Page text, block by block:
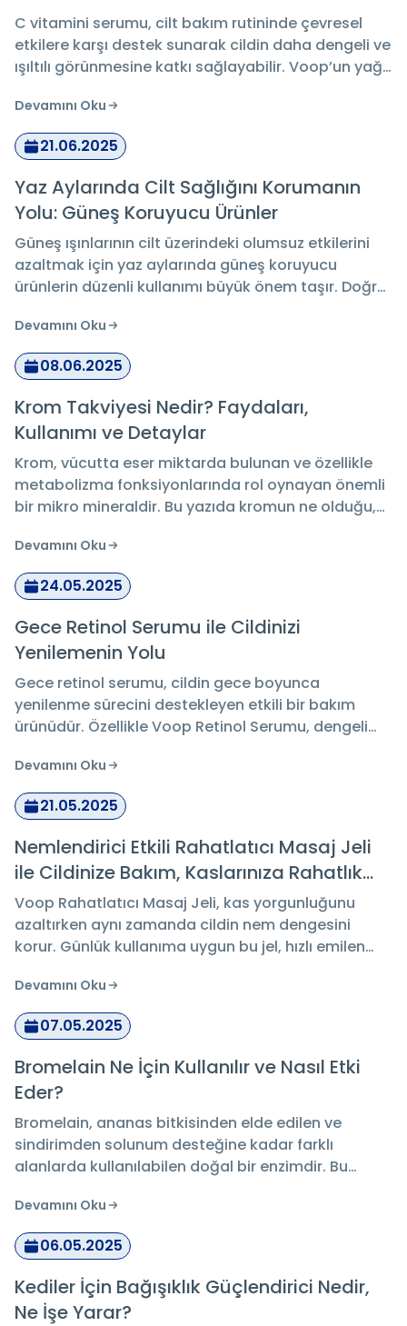
C vitamini serumu, cilt bakım rutininde çevresel
etkilere karşı destek sunarak cildin daha dengeli ve
ışıltılı görünmesine katkı sağlayabilir. Voop’un yağ
hassas ciltler için nem desteğiyle öne çıkar.
Devamını Oku
21.06.2025
Yaz Aylarında Cilt Sağlığını Korumanın
Yolu: Güneş Koruyucu Ürünler
Güneş ışınlarının cilt üzerindeki olumsuz etkilerini
azaltmak için yaz aylarında güneş koruyucu
ürünlerin düzenli kullanımı büyük önem taşır. Doğru
sağlıklı, nemli ve elastik kalmasına destek olur.
Devamını Oku
08.06.2025
Krom Takviyesi Nedir? Faydaları,
Kullanımı ve Detaylar
Krom, vücutta eser miktarda bulunan ve özellikle
metabolizma fonksiyonlarında rol oynayan önemli
bir mikro mineraldir. Bu yazıda kromun ne olduğu,
edilmesi gerektiği ve takviye ürünleri seçerken
nelere dikkat edilmesi gerektiği detaylı şekilde
açıklanmıştır.
Devamını Oku
24.05.2025
Gece Retinol Serumu ile Cildinizi
Yenilemenin Yolu
Gece retinol serumu, cildin gece boyunca
yenilenme sürecini destekleyen etkili bir bakım
ürünüdür. Özellikle Voop Retinol Serumu, dengeli
pürüzsüzleştirmeye yardımcı olabilir. Doğru
kullanım ve düzenli uygulama ile ciltte gözle görülür
bir canlılık ve tazelik hissi sağlanabilir.
Devamını Oku
21.05.2025
Nemlendirici Etkili Rahatlatıcı Masaj Jeli
ile Cildinize Bakım, Kaslarınıza Rahatlık
Katın
Voop Rahatlatıcı Masaj Jeli, kas yorgunluğunu
azaltırken aynı zamanda cildin nem dengesini
korur. Günlük kullanıma uygun bu jel, hızlı emilen
bakımı sunar.
Devamını Oku
07.05.2025
Bromelain Ne İçin Kullanılır ve Nasıl Etki
Eder?
Bromelain, ananas bitkisinden elde edilen ve
sindirimden solunum desteğine kadar farklı
alanlarda kullanılabilen doğal bir enzimdir. Bu
sindirim sistemi, egzersiz sonrası toparlanma ve
genel vücut fonksiyonları üzerindeki potansiyel
etkileri ele alınmaktadır.
Devamını Oku
06.05.2025
Kediler İçin Bağışıklık Güçlendirici Nedir,
Ne İşe Yarar?